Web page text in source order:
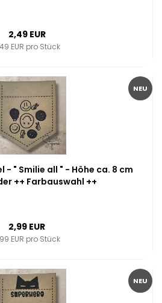
2,49 EUR
EUR pro Stück
NEU
- " Smilie all " - Höhe ca. 8 cm
++ Farbauswahl ++
2,99 EUR
EUR pro Stück
NEU